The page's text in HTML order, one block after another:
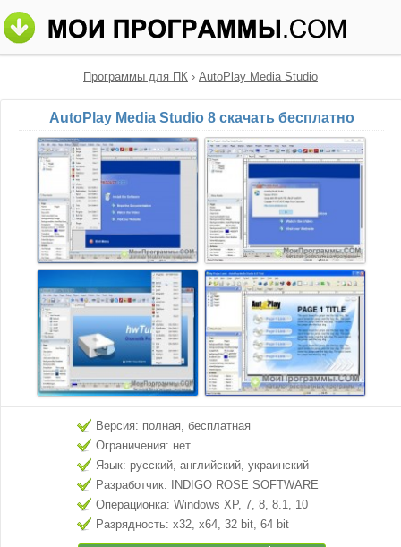
Программы для ПК › AutoPlay Media Studio
AutoPlay Media Studio 8 скачать бесплатно
Версия: полная, бесплатная
Ограничения: нет
Язык: русский, английский, украинский
Разработчик: INDIGO ROSE SOFTWARE
Операционка: Windows XP, 7, 8, 8.1, 10
Разрядность: x32, x64, 32 bit, 64 bit